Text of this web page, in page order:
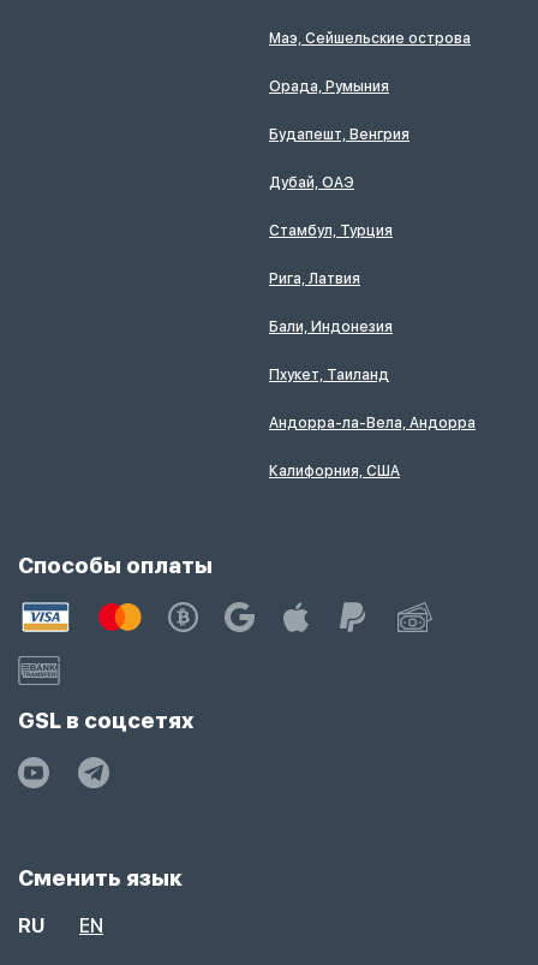
Маэ, Сейшельские острова
Орада, Румыния
Будапешт, Венгрия
Дубай, ОАЭ
Стамбул, Турция
Рига, Латвия
Бали, Индонезия
Пхукет, Таиланд
Андорра-ла-Вела, Андорра
Калифорния, США
Способы оплаты
GSL в соцсетях
Сменить язык
RU EN